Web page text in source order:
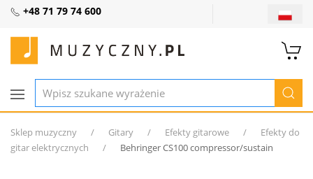
+48 71 79 74 600
Sklep muzyczny Gitary Efekty gitarowe
Efekty do
gitar elektrycznych
Behringer CS100 compressor/sustain